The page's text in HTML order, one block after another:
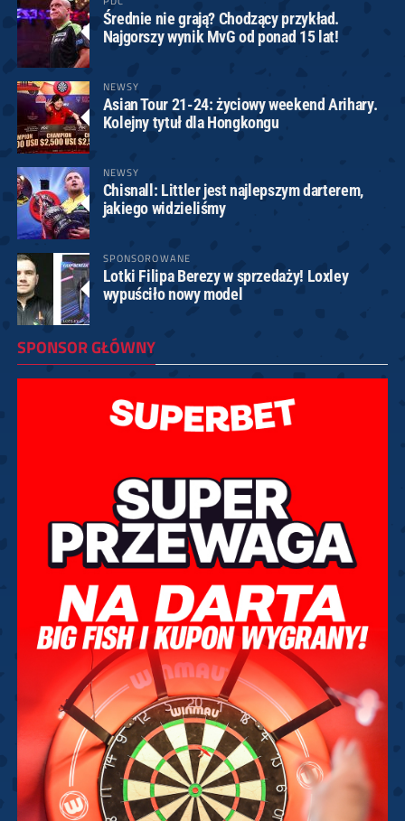
Średnie nie grają? Chodzący przykład.
Najgorszy wynik MvG od ponad 15 lat!
NEWSY
Asian Tour 21-24: życiowy weekend Arihary.
Kolejny tytuł dla Hongkongu
NEWSY
Chisnall: Littler jest najlepszym darterem,
jakiego widzieliśmy
SPONSOROWANE
Lotki Filipa Berezy w sprzedaży! Loxley
wypuściło nowy model
SPONSOR GŁÓWNY